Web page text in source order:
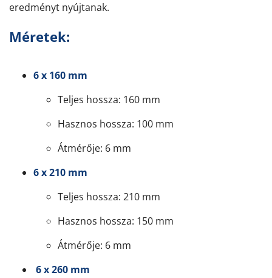
eredményt nyújtanak.
Méretek:
6 x 160 mm
Teljes hossza: 160 mm
Hasznos hossza: 100 mm
Átmérője: 6 mm
6 x 210 mm
Teljes hossza: 210 mm
Hasznos hossza: 150 mm
Átmérője: 6 mm
6 x 260 mm